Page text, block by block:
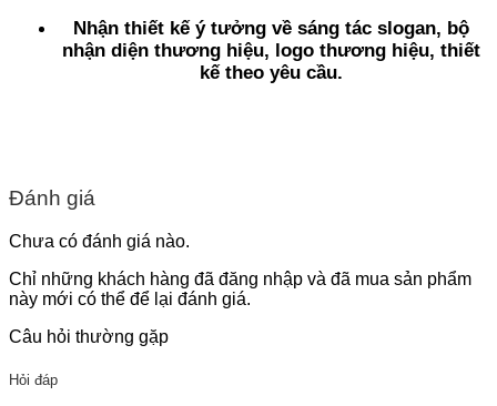
Nhận thiết kế ý tưởng về sáng tác slogan, bộ
nhận diện thương hiệu, logo thương hiệu, thiết
kế theo yêu cầu.
Đánh giá
Chưa có đánh giá nào.
Chỉ những khách hàng đã đăng nhập và đã mua sản phẩm
này mới có thể để lại đánh giá.
Câu hỏi thường gặp
Hỏi đáp